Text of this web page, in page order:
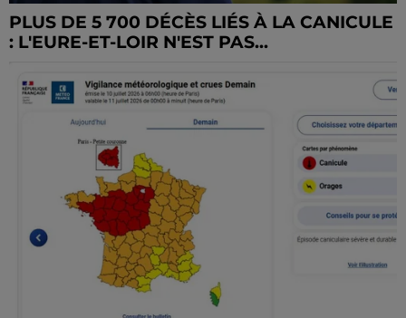
PLUS DE 5 700 DÉCÈS LIÉS À LA CANICULE
: L'EURE-ET-LOIR N'EST PAS...